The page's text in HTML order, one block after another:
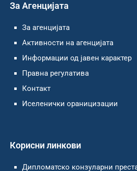
За Агенцијата
За агенцијата
Активности на агенцијата
Информации од јавен карактер
Правна регулатива
Контакт
Иселенички ораницизации
Корисни линкови
Дипломатско конзуларни